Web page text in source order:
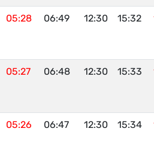
05:28 06:49 12:30 15:32
05:27 06:48 12:30 15:33
05:26 06:47 12:30 15:34